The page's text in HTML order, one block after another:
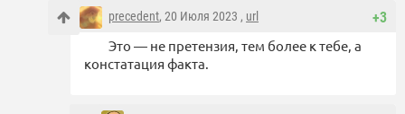
+3
precedent, 20 Июля 2023 , url
Это — не претензия, тем более к тебе, а
констатация факта.